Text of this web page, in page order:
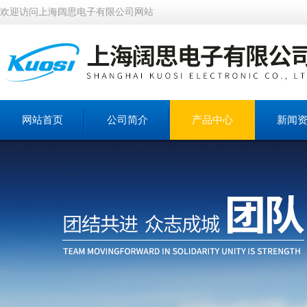
欢迎访问上海阔思电子有限公司网站
网站首页 公司简介 产品中心 新闻